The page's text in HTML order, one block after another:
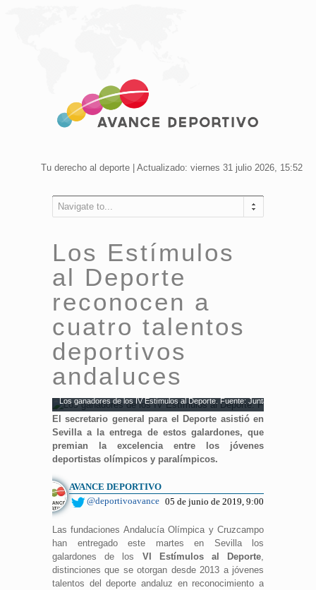
Tu derecho al deporte | Actualizado: viernes 31 julio 2026, 15:52
Navigate to...
Los Estímulos
al Deporte
reconocen a
cuatro talentos
deportivos
andaluces
Los ganadores de los IV Estímulos al Deporte. Fuente: Junta Andalucía
El secretario general para el Deporte asistió en
Sevilla a la entrega de estos galardones, que
premian la excelencia entre los jóvenes
deportistas olímpicos y paralímpicos.
AVANCE DEPORTIVO
@deportivoavance 05 de junio de 2019, 9:00
Las fundaciones Andalucía Olímpica y Cruzcampo
han entregado este martes en Sevilla los
galardones de los VI Estímulos al Deporte,
distinciones que se otorgan desde 2013 a jóvenes
talentos del deporte andaluz en reconocimiento a